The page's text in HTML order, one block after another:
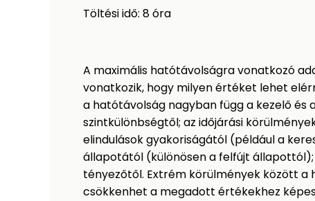
Töltési idő: 8 óra
A maximális hatótávolságra vonatkozó
vonatkozik, hogy milyen értéket lehet
a hatótávolság nagyban függ a kezelő
szintkülönbségtől; az időjárási
elindulások gyakoriságától (például a
állapotától (különösen a felfújt
tényezőtől. Extrém körülmények között
csökkenhet a megadott értékekhez